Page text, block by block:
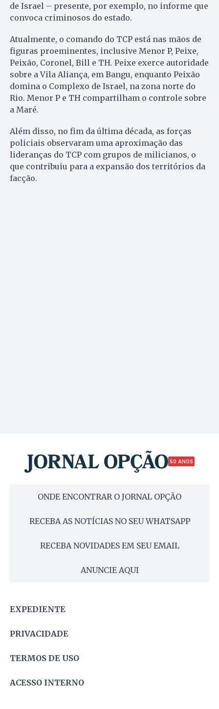
de Israel – presente, por exemplo, no informe que
convoca criminosos do estado.
Atualmente, o comando do TCP está nas mãos de
figuras proeminentes, inclusive Menor P, Peixe,
Peixão, Coronel, Bill e TH. Peixe exerce autoridade
sobre a Vila Aliança, em Bangu, enquanto Peixão
domina o Complexo de Israel, na zona norte do
Rio. Menor P e TH compartilham o controle sobre
a Maré.
Além disso, no fim da última década, as forças
policiais observaram uma aproximação das
lideranças do TCP com grupos de milicianos, o
que contribuiu para a expansão dos territórios da
facção.
50 ANOS
ONDE ENCONTRAR O JORNAL OPÇÃO
RECEBA AS NOTÍCIAS NO SEU WHATSAPP
RECEBA NOVIDADES EM SEU EMAIL
ANUNCIE AQUI
EXPEDIENTE
PRIVACIDADE
TERMOS DE USO
ACESSO INTERNO